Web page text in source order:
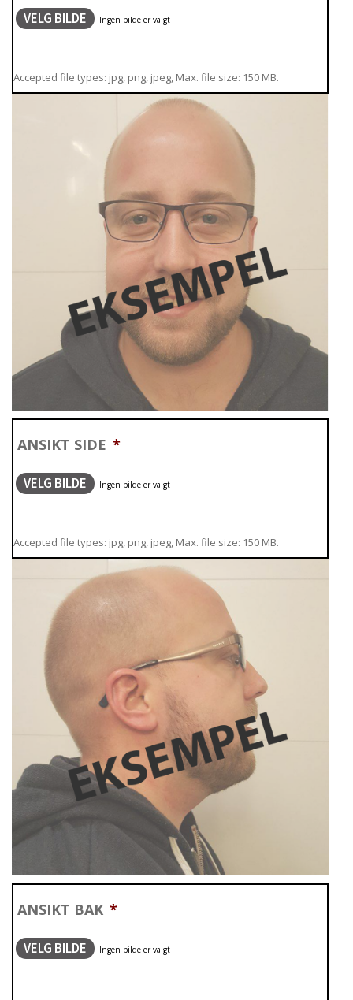
VELG BILDE
Accepted file types: jpg, png, jpeg, Max. file size: 150 MB.
ANSIKT SIDE *
VELG BILDE
Accepted file types: jpg, png, jpeg, Max. file size: 150 MB.
ANSIKT BAK *
VELG BILDE